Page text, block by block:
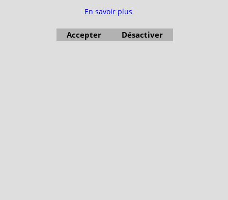
En savoir plus
Accepter Désactiver